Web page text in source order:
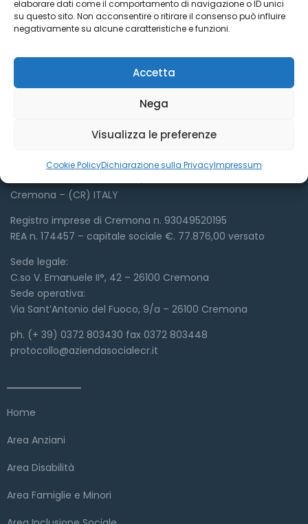
elaborare dati come il comportamento di navigazione o ID unici
su questo sito. Non acconsentire o ritirare il consenso può influire
negativamente su alcune caratteristiche e funzioni.
Accetta
Nega
Visualizza le preferenze
Cookie PolicyDichiarazione sulla PrivacyImpressum
Dove siamo
Azienda Sociale Cremonese
Cremona – (CR) ITALY
Registro imprese di Cremona n. 93049520195
REA n. 174457 – capitale sociale €. 77.876,00 versato
Sede legale:
C.so V. Emanuele II°, 42 – 26100 Cremona
Sede operativa:
Via Sant’Antonio del Fuoco, 9/a – 26100 Cremona
ph. (+ 39) 0372 803430 fax 0372 803448
protocollo@aziendasocialecr.it
Home
Area Anziani
Area Disabilità
Area Famiglie e Minori